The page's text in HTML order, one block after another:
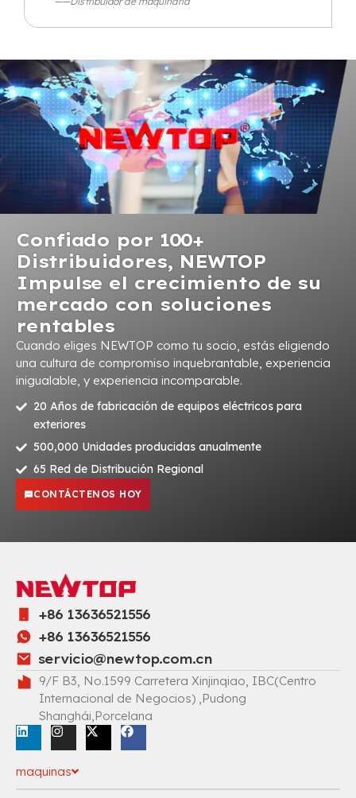
Confiado por 100+
Distribuidores, NEWTOP
Impulse el crecimiento de su
mercado con soluciones
rentables
Cuando eliges NEWTOP como tu socio, estás eligiendo
una cultura de compromiso inquebrantable, experiencia
inigualable, y experiencia incomparable.
20 Años de fabricación de equipos eléctricos para
exteriores
500,000 Unidades producidas anualmente
65 Red de Distribución Regional
CONTÁCTENOS HOY
+86 13636521556
+86 13636521556
servicio@newtop.com.cn
9/F B3, No.1599 Carretera Xinjinqiao, IBC(Centro
Internacional de Negocios) ,Pudong
Shanghái,Porcelana
maquinas